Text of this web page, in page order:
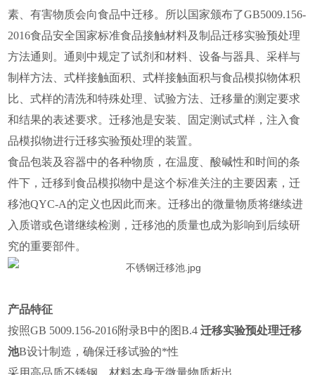
素、有害物质会向食品中迁移。所以国家颁布了GB5009.156-
2016食品安全国家标准食品接触材料及制品迁移实验预处理
方法通则。通则中规定了试剂和材料、设备与器具、采样与
制样方法、式样接触面积、式样接触面积与食品模拟物体积
比、式样的清洗和特殊处理、试验方法、迁移量的测定要求
和结果的表述要求。迁移池是安装、固定测试式样，注入食
品模拟物进行迁移实验预处理的装置。
食品包装及容器中的各种物质，在温度、酸碱性和时间的条
件下，迁移到食品模拟物中是这个标准关注的主要因素，迁
移池QYC-A的定义也因此而来。迁移出的微量物质将继续进
入质谱或色谱继续检测，迁移池的质量也成为影响到后续研
究的重要部件。
产品特征
按照GB 5009.156-2016附录B中的图B.4迁移实验预处理迁移
池B设计制造，确保迁移试验的*性
采用高品质不锈钢，材料本身无微量物质析出